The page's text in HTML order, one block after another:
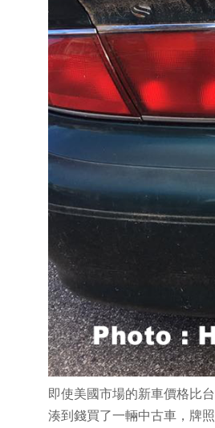
即使美國市場的新車價格比
湊到錢買了一輛中古車，牌